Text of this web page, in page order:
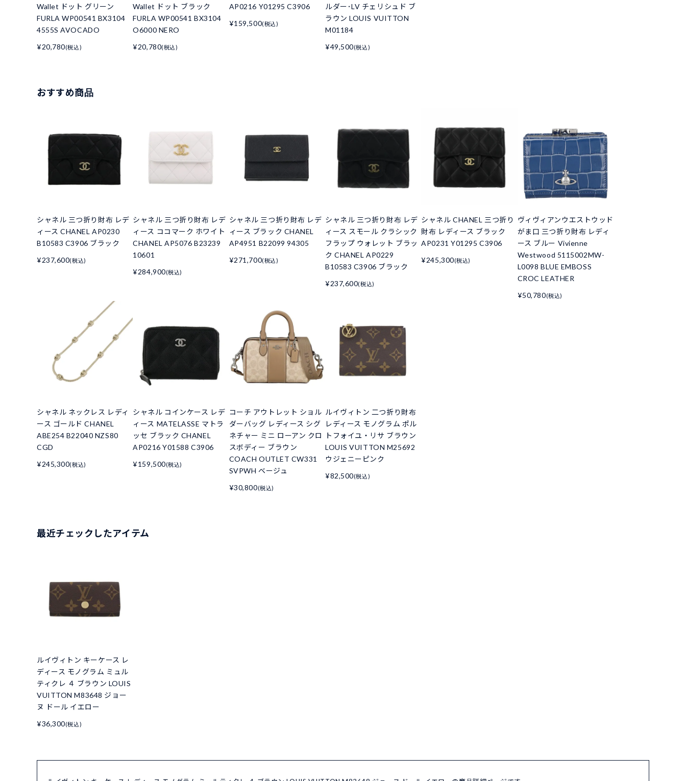
Wallet ドット グリーン
FURLA WP00541 BX3104
4555S AVOCADO
¥20,780(税込)
Wallet ドット ブラック
FURLA WP00541 BX3104
O6000 NERO
¥20,780(税込)
AP0216 Y01295 C3906
¥159,500(税込)
ルダー･LV チェリシュド ブ
ラウン LOUIS VUITTON
M01184
¥49,500(税込)
おすすめ商品
シャネル 三つ折り財布 レデ
ィース CHANEL AP0230
B10583 C3906 ブラック
¥237,600(税込)
シャネル 三つ折り財布 レデ
ィース ココマーク ホワイト
CHANEL AP5076 B23239
10601
¥284,900(税込)
シャネル 三つ折り財布 レデ
ィース ブラック CHANEL
AP4951 B22099 94305
¥271,700(税込)
シャネル 三つ折り財布 レデ
ィース スモール クラシック
フラップ ウォレット ブラッ
ク CHANEL AP0229
B10583 C3906 ブラック
¥237,600(税込)
シャネル CHANEL 三つ折り
財布 レディース ブラック
AP0231 Y01295 C3906
¥245,300(税込)
ヴィヴィアンウエストウッド
がま口 三つ折り財布 レディ
ース ブルー Vivienne
Westwood 5115002MW-
L0098 BLUE EMBOSS
CROC LEATHER
¥50,780(税込)
シャネル ネックレス レディ
ース ゴールド CHANEL
ABE254 B22040 NZS80
CGD
¥245,300(税込)
シャネル コインケース レデ
ィース MATELASSE マトラ
ッセ ブラック CHANEL
AP0216 Y01588 C3906
¥159,500(税込)
コーチ アウトレット ショル
ダーバッグ レディース シグ
ネチャー ミニ ローアン クロ
スボディー ブラウン
COACH OUTLET CW331
SVPWH ベージュ
¥30,800(税込)
ルイヴィトン 二つ折り財布
レディース モノグラム ポル
トフォイユ・リサ ブラウン
LOUIS VUITTON M25692
ウジェニーピンク
¥82,500(税込)
最近チェックしたアイテム
ルイヴィトン キーケース レ
ディース モノグラム ミュル
ティクレ ４ ブラウン LOUIS
VUITTON M83648 ジョー
ヌ ドール イエロー
¥36,300(税込)